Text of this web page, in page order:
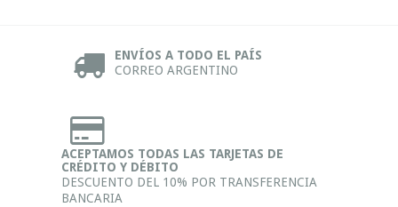
ENVÍOS A TODO EL PAÍS
CORREO ARGENTINO
ACEPTAMOS TODAS LAS TARJETAS DE
CRÉDITO Y DÉBITO
DESCUENTO DEL 10% POR TRANSFERENCIA
BANCARIA